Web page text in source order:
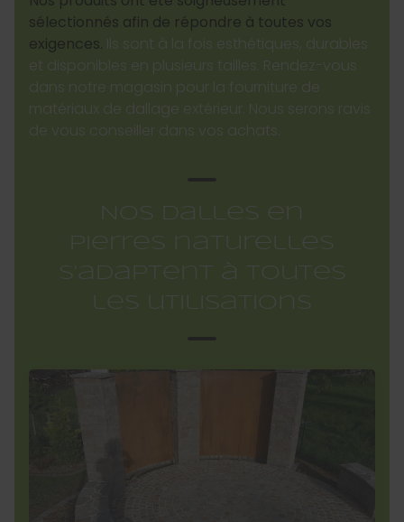
sélectionnés afin de répondre à toutes vos
exigences. Ils sont à la fois esthétiques, durables
et disponibles en plusieurs tailles. Rendez-vous
dans notre magasin pour la fourniture de
matériaux de dallage extérieur. Nous serons ravis
de vous conseiller dans vos achats.
Nos dalles en
pierres naturelles
s’adaptent à toutes
les utilisations